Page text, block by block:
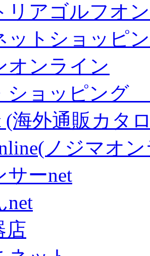
リアゴルフオ
ットショッピ
オンライン
ショッピング
(海外通販カタ
ノジマオ
サーnet
net
店